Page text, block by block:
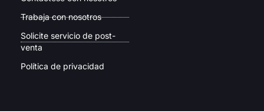
Trabaja con nosotros
Solicite servicio de post-
venta
Política de privacidad